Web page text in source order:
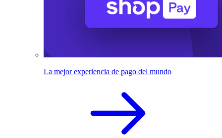
La mejor experiencia de pago del mundo